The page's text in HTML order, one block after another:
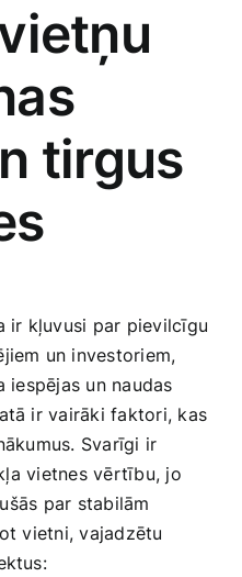
tirgus
ir kļuvusi par ‍pievilcīgu
un investoriem,
iespējas un naudas
ir vairāki faktori, kas
Svarīgi ir
vietnes vērtību, jo
par stabilām
vietni, vajadzētu